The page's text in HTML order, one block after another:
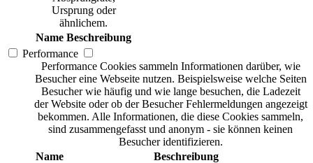
Ursprung oder
ähnlichem.
Name Beschreibung
Performance
Performance Cookies sammeln Informationen darüber, wie
Besucher eine Webseite nutzen. Beispielsweise welche Seiten
Besucher wie häufig und wie lange besuchen, die Ladezeit
der Website oder ob der Besucher Fehlermeldungen angezeigt
bekommen. Alle Informationen, die diese Cookies sammeln,
sind zusammengefasst und anonym - sie können keinen
Besucher identifizieren.
Name
Beschreibung